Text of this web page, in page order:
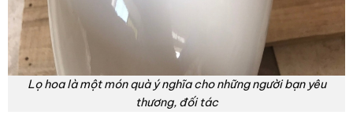
Lọ hoa là một món quà ý nghĩa cho những người bạn yêu
thương, đối tác